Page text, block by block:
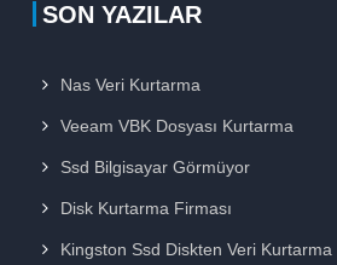
SON YAZILAR
Nas Veri Kurtarma
Veeam VBK Dosyası Kurtarma
Ssd Bilgisayar Görmüyor
Disk Kurtarma Firması
Kingston Ssd Diskten Veri Kurtarma